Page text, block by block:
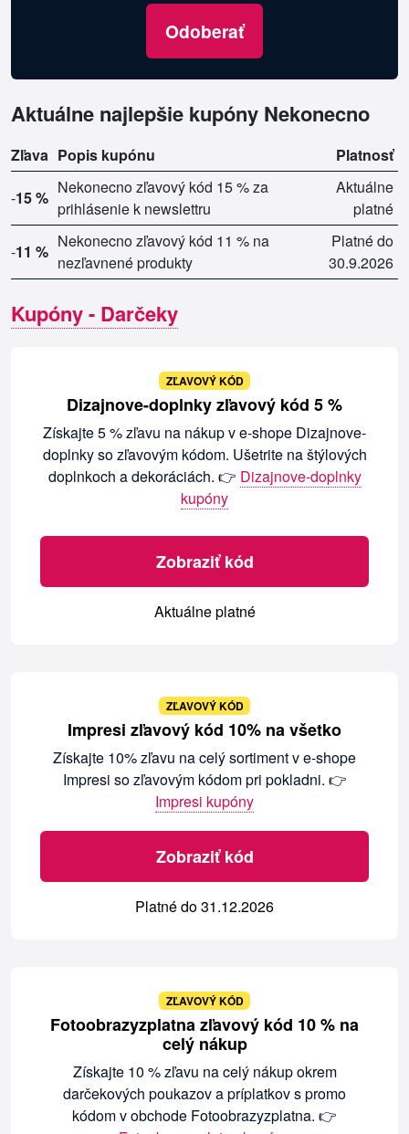
Odoberať
Aktuálne najlepšie kupóny Nekonecno
Zľava Popis kupónu Platnosť
-15 %
Nekonecno zľavový kód 15 % za
prihlásenie k newslettru
Aktuálne
platné
-11 %
Nekonecno zľavový kód 11 % na
nezľavnené produkty
Platné do
30.9.2026
Kupóny - Darčeky
ZĽAVOVÝ KÓD
Dizajnove-doplnky zľavový kód 5 %
Získajte 5 % zľavu na nákup v e-shope Dizajnove-
doplnky so zľavovým kódom. Ušetrite na štýlových
doplnkoch a dekoráciách. 👉 Dizajnove-doplnky
kupóny
Zobraziť kód
Aktuálne platné
ZĽAVOVÝ KÓD
Impresi zľavový kód 10% na všetko
Získajte 10% zľavu na celý sortiment v e-shope
Impresi so zľavovým kódom pri pokladni. 👉
Impresi kupóny
Zobraziť kód
Platné do 31.12.2026
ZĽAVOVÝ KÓD
Fotoobrazyzplatna zľavový kód 10 % na
celý nákup
Získajte 10 % zľavu na celý nákup okrem
darčekových poukazov a príplatkov s promo
kódom v obchode Fotoobrazyzplatna. 👉